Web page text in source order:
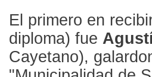
El primero en
diploma) fue
Cayetano),